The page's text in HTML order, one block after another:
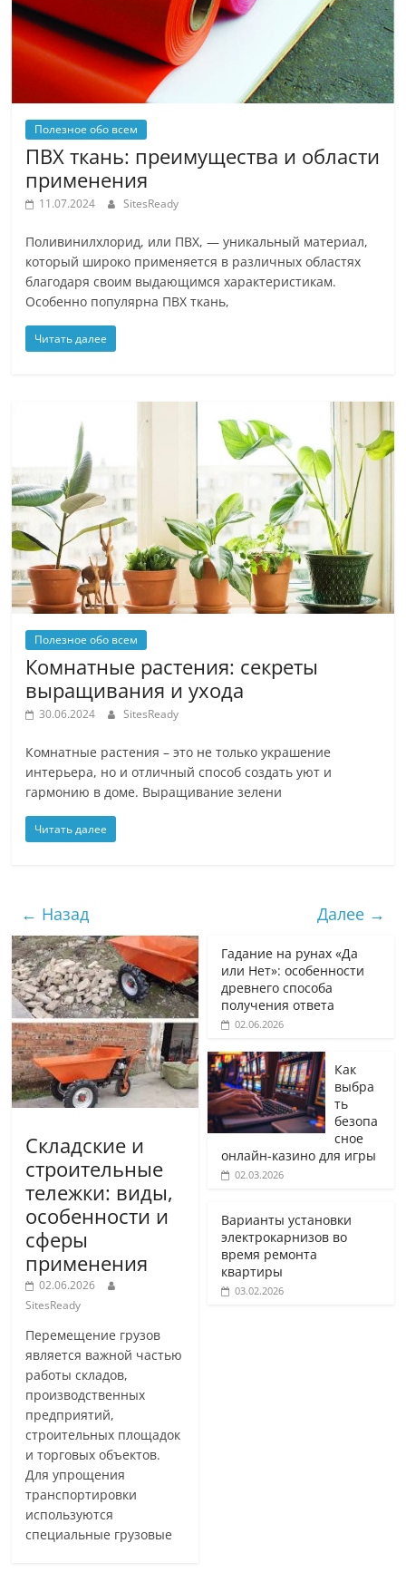
Полезное обо всем
ПВХ ткань: преимущества и области
применения
11.07.2024 SitesReady
Поливинилхлорид, или ПВХ, — уникальный материал,
который широко применяется в различных областях
благодаря своим выдающимся характеристикам.
Особенно популярна ПВХ ткань,
Читать далее
Полезное обо всем
Комнатные растения: секреты
выращивания и ухода
30.06.2024 SitesReady
Комнатные растения – это не только украшение
интерьера, но и отличный способ создать уют и
гармонию в доме. Выращивание зелени
Читать далее
← Назад Далее →
Складские и
строительные
тележки: виды,
особенности и
сферы
применения
02.06.2026
SitesReady
Перемещение грузов
является важной частью
работы складов,
производственных
предприятий,
строительных площадок
и торговых объектов.
Для упрощения
транспортировки
используются
специальные грузовые
Гадание на рунах «Да
или Нет»: особенности
древнего способа
получения ответа
02.06.2026
Как
выбра
ть
безопа
сное
онлайн-казино для игры
02.03.2026
Варианты установки
электрокарнизов во
время ремонта
квартиры
03.02.2026